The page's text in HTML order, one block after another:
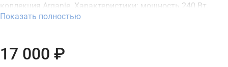
коллекция Arganie. Характеристики: мощность 240 Вт,
цоколь E14, степень защиты IP20. Подходит для монтажа
Санкт-Петербургу и России и актуальной ценой на сайте.
Показать полностью
17 000 ₽